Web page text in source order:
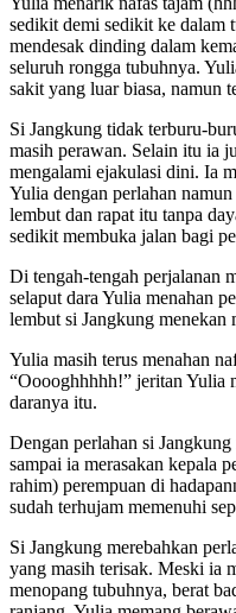
sedikit demi sedikit ke dalam
mendesak dinding dalam
seluruh rongga tubuhnya.
sakit yang luar biasa, namun
Si Jangkung tidak terburu-
masih perawan. Selain itu ia
mengalami ejakulasi dini. Ia
Yulia dengan perlahan
lembut dan rapat itu tanpa
sedikit membuka jalan bagi
Di tengah-tengah perjalanan
selaput dara Yulia menahan
lembut si Jangkung menekan
Yulia masih terus menahan
“Ooooghhhhh!” jeritan Yulia
daranya itu.
Dengan perlahan si
sampai ia merasakan kepala
rahim) perempuan di
sudah terhujam memenuhi
Si Jangkung merebahkan
yang masih terisak. Meski ia
menopang tubuhnya, berat